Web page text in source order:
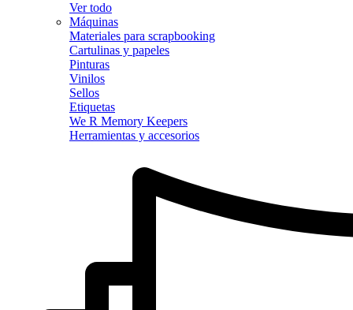
Ver todo
Máquinas
Materiales para scrapbooking
Cartulinas y papeles
Pinturas
Vinilos
Sellos
Etiquetas
We R Memory Keepers
Herramientas y accesorios